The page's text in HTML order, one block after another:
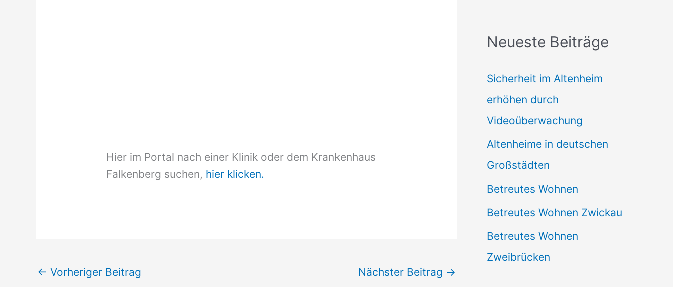
Hier im Portal nach einer Klinik oder dem Krankenhaus
Falkenberg suchen, hier klicken.
← Vorheriger Beitrag Nächster Beitrag →
Neueste Beiträge
Sicherheit im Altenheim
erhöhen durch
Videoüberwachung
Altenheime in deutschen
Großstädten
Betreutes Wohnen
Betreutes Wohnen Zwickau
Betreutes Wohnen
Zweibrücken